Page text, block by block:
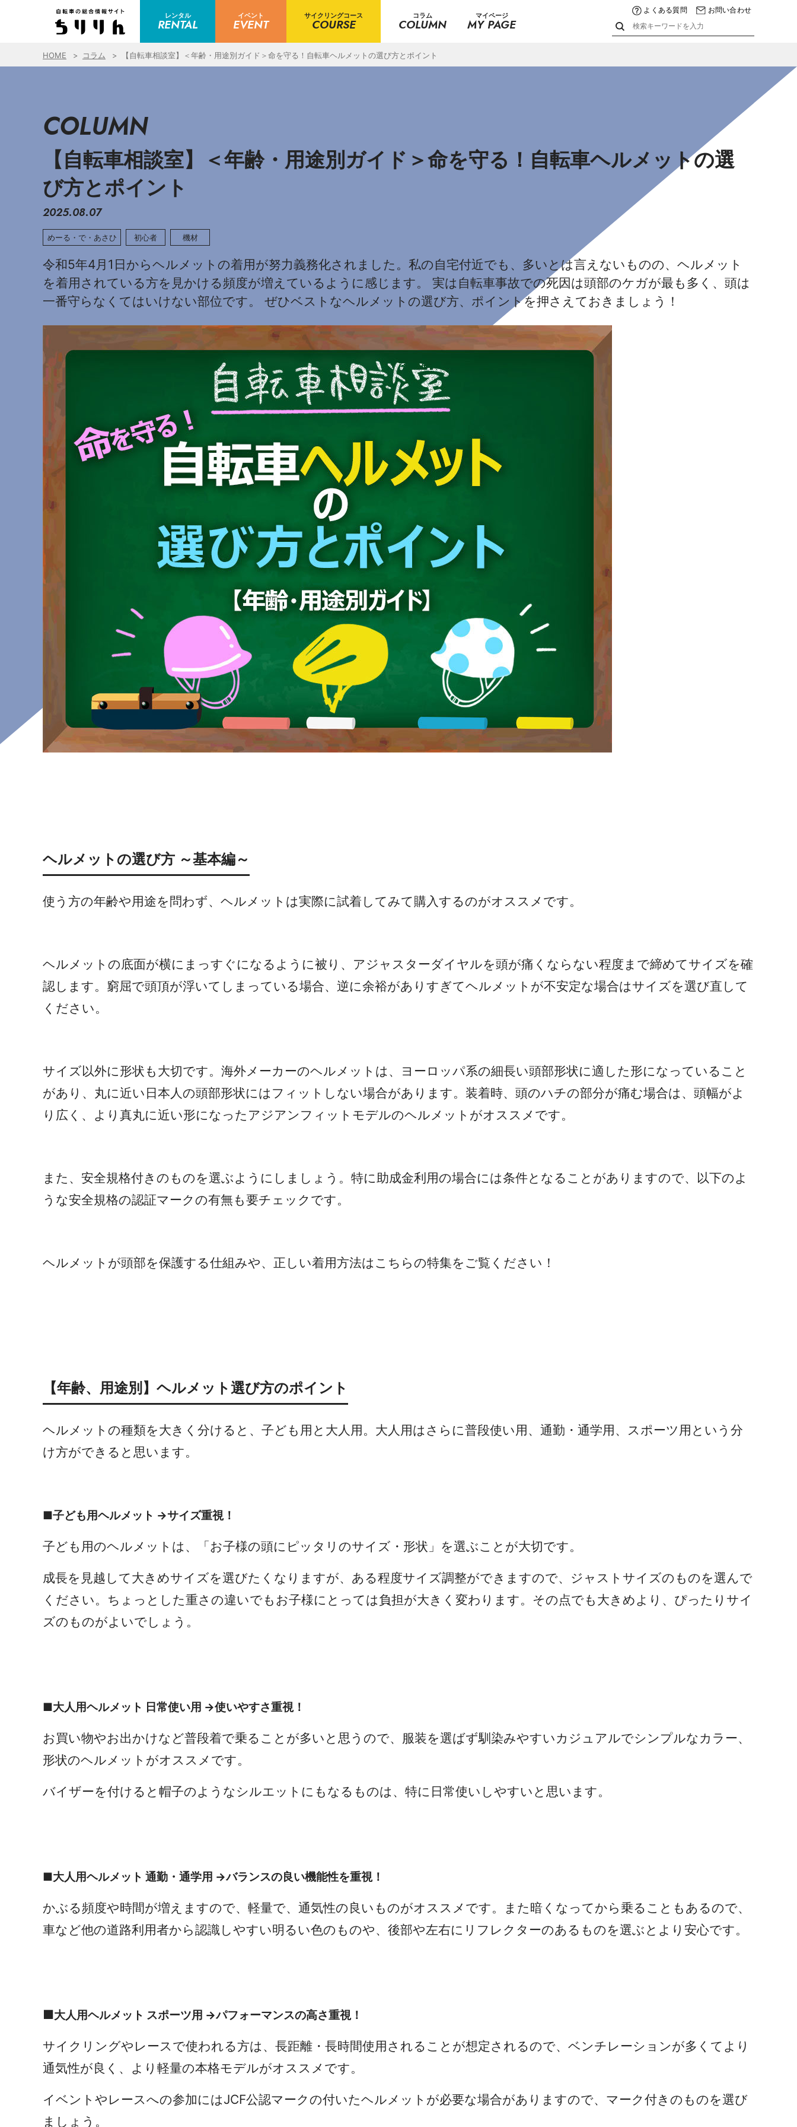
レンタル
RENTAL
イベント
EVENT
サイクリングコース
COURSE
コラム
COLUMN
マイページ
MY PAGE
よくある質問 お問い合わせ
HOME コラム 【自転車相談室】＜年齢・用途別ガイド＞命を守る！自転車ヘルメットの選び方とポイント
COLUMN
【自転車相談室】＜年齢・用途別ガイド＞命を守る！自転車ヘルメットの選
び方とポイント
2025.08.07
めーる・で・あさひ 初心者 機材
令和5年4月1日からヘルメットの着用が努力義務化されました。私の自宅付近でも、多いとは言えないものの、ヘルメット
を着用されている方を見かける頻度が増えているように感じます。 実は自転車事故での死因は頭部のケガが最も多く、頭は
一番守らなくてはいけない部位です。 ぜひベストなヘルメットの選び方、ポイントを押さえておきましょう！
ヘルメットの選び方 ～基本編～
使う方の年齢や用途を問わず、ヘルメットは実際に試着してみて購入するのがオススメです。
ヘルメットの底面が横にまっすぐになるように被り、アジャスターダイヤルを頭が痛くならない程度まで締めてサイズを確
認します。窮屈で頭頂が浮いてしまっている場合、逆に余裕がありすぎてヘルメットが不安定な場合はサイズを選び直して
ください。
サイズ以外に形状も大切です。海外メーカーのヘルメットは、ヨーロッパ系の細長い頭部形状に適した形になっていること
があり、丸に近い日本人の頭部形状にはフィットしない場合があります。装着時、頭のハチの部分が痛む場合は、頭幅がよ
り広く、より真丸に近い形になったアジアンフィットモデルのヘルメットがオススメです。
また、安全規格付きのものを選ぶようにしましょう。特に助成金利用の場合には条件となることがありますので、以下のよ
うな安全規格の認証マークの有無も要チェックです。
ヘルメットが頭部を保護する仕組みや、正しい着用方法はこちらの特集をご覧ください！
【年齢、用途別】ヘルメット選び方のポイント
ヘルメットの種類を大きく分けると、子ども用と大人用。大人用はさらに普段使い用、通勤・通学用、スポーツ用という分
け方ができると思います。
■子ども用ヘルメット →サイズ重視！
子ども用のヘルメットは、「お子様の頭にピッタリのサイズ・形状」を選ぶことが大切です。
成長を見越して大きめサイズを選びたくなりますが、ある程度サイズ調整ができますので、ジャストサイズのものを選んで
ください。ちょっとした重さの違いでもお子様にとっては負担が大きく変わります。その点でも大きめより、ぴったりサイ
ズのものがよいでしょう。
■大人用ヘルメット 日常使い用 →使いやすさ重視！
お買い物やお出かけなど普段着で乗ることが多いと思うので、服装を選ばず馴染みやすいカジュアルでシンプルなカラー、
形状のヘルメットがオススメです。
バイザーを付けると帽子のようなシルエットにもなるものは、特に日常使いしやすいと思います。
■大人用ヘルメット 通勤・通学用 →バランスの良い機能性を重視！
かぶる頻度や時間が増えますので、軽量で、通気性の良いものがオススメです。また暗くなってから乗ることもあるので、
車など他の道路利用者から認識しやすい明るい色のものや、後部や左右にリフレクターのあるものを選ぶとより安心です。
■大人用ヘルメット スポーツ用 →パフォーマンスの高さ重視！
サイクリングやレースで使われる方は、長距離・長時間使用されることが想定されるので、ベンチレーションが多くてより
通気性が良く、より軽量の本格モデルがオススメです。
イベントやレースへの参加にはJCF公認マークの付いたヘルメットが必要な場合がありますので、マーク付きのものを選び
ましょう。